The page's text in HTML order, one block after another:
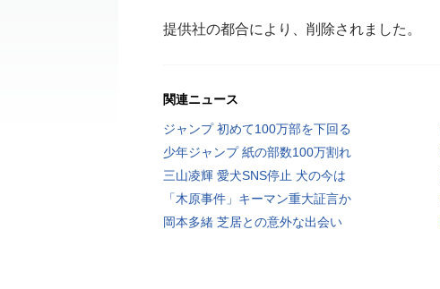
提供社の都合により、削除されました。
関連ニュース
ジャンプ 初めて100万部を下回る
少年ジャンプ 紙の部数100万割れ
三山凌輝 愛犬SNS停止 犬の今は
「木原事件」キーマン重大証言か
岡本多緒 芝居との意外な出会い